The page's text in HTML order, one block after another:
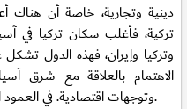
دينية وتجارية، خاصة أن هناك
تركية، فأغلب سكان تركيا في
وتركيا وإيران، فهذه الدول
الاهتمام بالعلاقة مع شرق
وتوجهات اقتصادية. في العمود القادم سنركز على الاقتصادات الآسيوية.